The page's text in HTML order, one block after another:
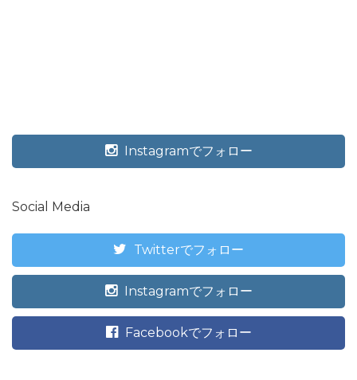
Instagramでフォロー
Social Media
Twitterでフォロー
Instagramでフォロー
Facebookでフォロー